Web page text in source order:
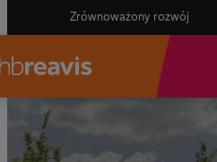
Zrównoważony rozwój